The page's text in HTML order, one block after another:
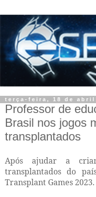
terça-feira, 18 de abril
Professor de
Brasil nos jogos
transplantados
Após ajudar a
transplantados do
Transplant Games 2023.